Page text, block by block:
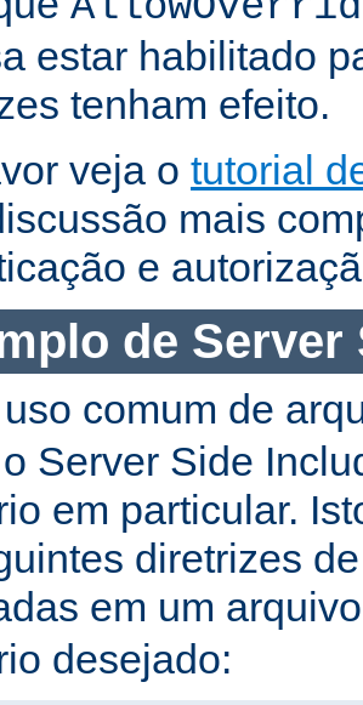
estar habilitado
tenham efeito.
veja o tutorial
mais
e
de Server
comum de
Server Side
em particular.
diretrizes
em um
desejado: